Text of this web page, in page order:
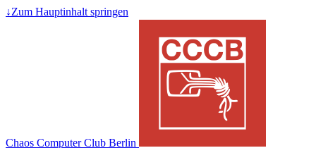
↓Zum Hauptinhalt springen
Chaos Computer Club Berlin